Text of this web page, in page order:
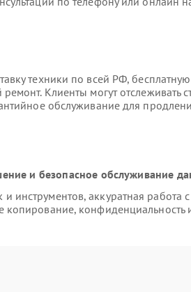
техники по всей РФ,
Клиенты могут отслеживать
обслуживание для
и безопасное обслуживание
инструментов, аккуратная работа с
конфиденциальность